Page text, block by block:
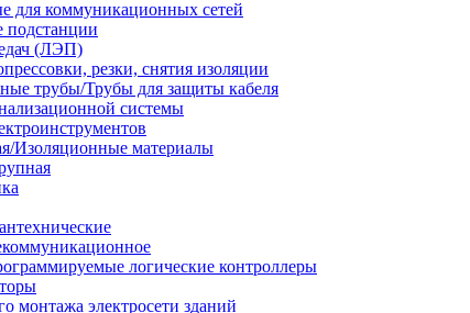
для коммуникационных сетей
подстанции
(ЛЭП)
резки, снятия изоляции
трубы/Трубы для защиты кабеля
системы
Изоляционные материалы
логические контроллеры
монтажа электросети зданий